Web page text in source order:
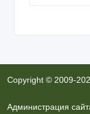
Copyright © 2009-
Администрация